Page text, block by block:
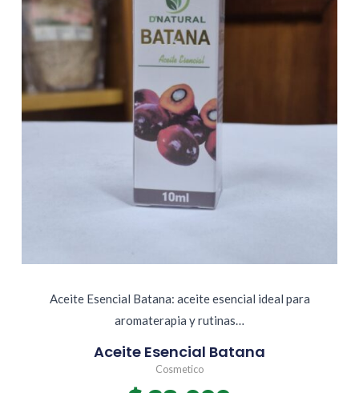
Aceite Esencial Batana: aceite esencial ideal para
aromaterapia y rutinas…
Aceite Esencial Batana
Cosmetico